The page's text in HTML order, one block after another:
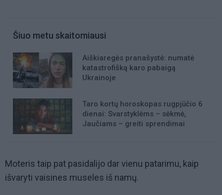
Šiuo metu skaitomiausi
Aiškiaregės pranašystė: numatė
katastrofišką karo pabaigą
Ukrainoje
Taro kortų horoskopas rugpjūčio 6
dienai: Svarstyklėms – sėkmė,
Jaučiams – greiti sprendimai
Moteris taip pat pasidalijo dar vienu patarimu, kaip
išvaryti vaisines museles iš namų.